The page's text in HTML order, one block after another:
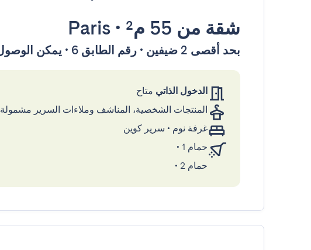
شقة من 55 م² •
Paris
بحد أقصى 2 ضيفين • رقم الطابق 6 • يمكن الوصول إليها بواسطة المصعد
الدخول الذاتي متاح
المنتجات الشخصية، المناشف وملاءات السرير مشمولة
غرفة نوم • سرير كوين
حمام 1
•
حمام 2
•